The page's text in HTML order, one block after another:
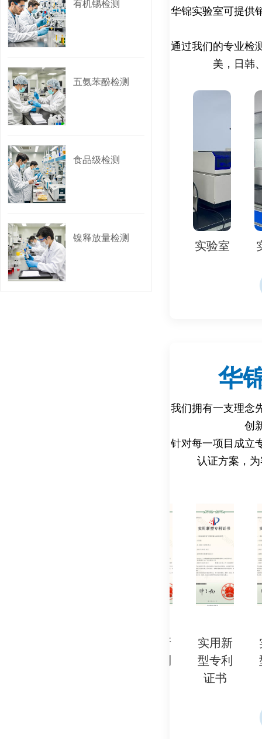
有机锡检测
五氨苯酚检测
食品级检测
镍释放量检测
锐边、尖
| EN71-2 | 燃
速度，防止
| EN71-3 | 特定元
镉、汞、铬等重金
|
| EN71-4 | 化学
的安全性，
| EN71-5 | 非实
有害物质的含
| EN71-7 | 指
二甲酸盐、甲
| EN71-12 | N-亚硝
具中N-
| EN71-13 | 嗅觉
觉玩具
- 玩具安全指令
心技术支撑。
- REACH法规：限
用。
2. 国际标准：
- ISO 8124（国际玩
- GB 6675（中国玩
五、为何需要EN71检
1. 法律强制要求：
华锦实验室可提供
通过我们的专业检
美，日韩
验室 实验室 实验室 实验室
华
我们拥有一支理念
创
针对每一项目成立
认证方案，
实用新
型专利
证书